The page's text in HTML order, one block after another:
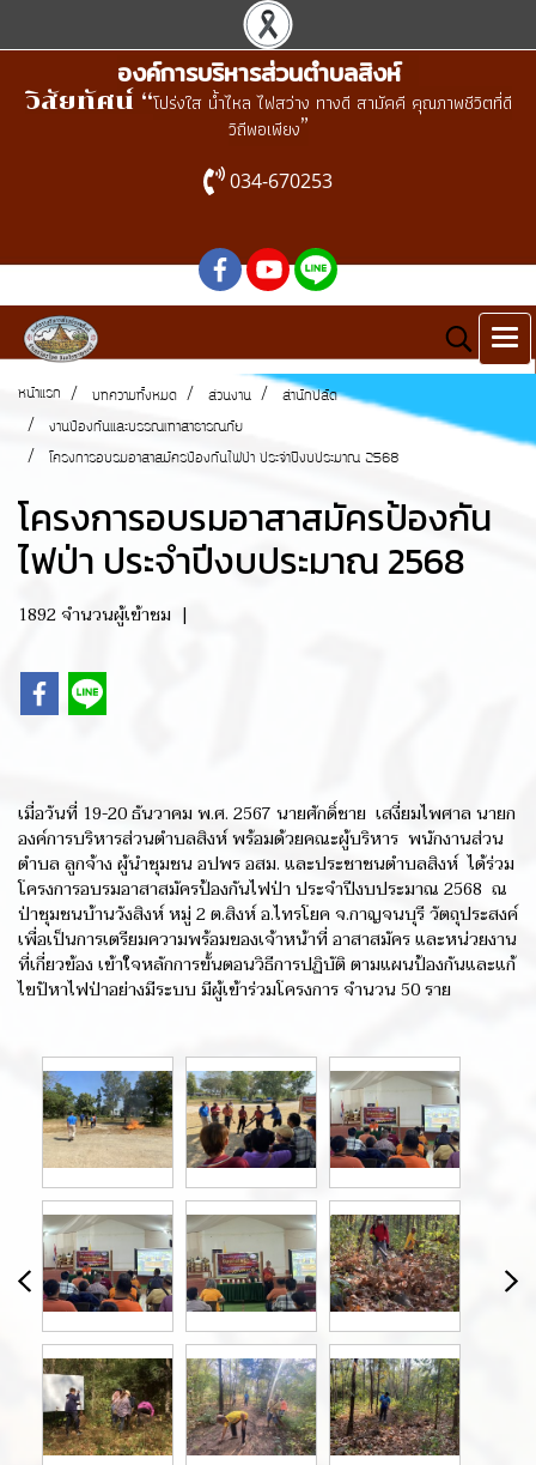
องค์การบริหารส่วนตำบลสิงห์
วิสัยทัศน์ “โปร่งใส น้ำไหล ไฟสว่าง ทางดี สามัคคี คุณภาพชีวิตที่ดี
วิถีพอเพียง”
034-670253
หน้าแรก บทความทั้งหมด ส่วนงาน สำนักปลัด
งานป้องกันและบรรณเทาสาธารณภัย
โครงการอบรมอาสาสมัครป้องกันไฟป่า ประจำปีงบประมาณ 2568
โครงการอบรมอาสาสมัครป้องกัน
ไฟป่า ประจำปีงบประมาณ 2568
1892 จำนวนผู้เข้าชม |
เมื่อวันที่ 19-20 ธันวาคม พ.ศ. 2567 นายศักดิ์ชาย เสงี่ยมไพศาล นายก
องค์การบริหารส่วนตำบลสิงห์ พร้อมด้วยคณะผู้บริหาร พนักงานส่วน
ตำบล ลูกจ้าง ผู้นำชุมชน อปพร อสม. และประชาชนตำบลสิงห์ ได้ร่วม
โครงการอบรมอาสาสมัครป้องกันไฟป่า ประจำปีงบประมาณ 2568 ณ
ป่าชุมชนบ้านวังสิงห์ หมู่ 2 ต.สิงห์ อ.ไทรโยค จ.กาญจนบุรี วัตถุประสงค์
เพื่อเป็นการเตรียมความพร้อมของเจ้าหน้าที่ อาสาสมัคร และหน่วยงาน
ที่เกี่ยวข้อง เข้าใจหลักการขั้นตอนวิธีการปฏิบัติ ตามแผนป้องกันและแก้
ไขปัหาไฟป่าอย่างมีระบบ มีผู้เข้าร่วมโครงการ จำนวน 50 ราย